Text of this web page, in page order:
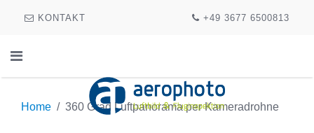
KONTAKT +49 3677 6500813
Home 360 Grad Luftpanorama per Kameradrohne